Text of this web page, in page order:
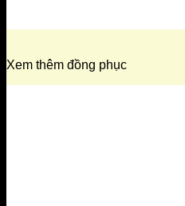
Xem thêm đồng phục